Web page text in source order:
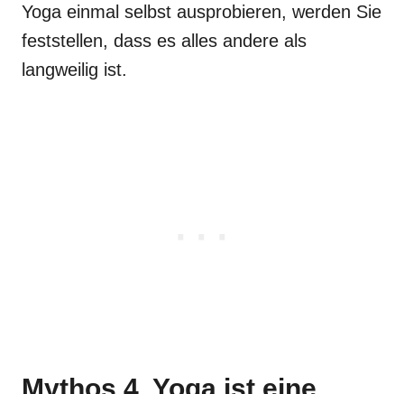
Yoga einmal selbst ausprobieren, werden Sie
feststellen, dass es alles andere als
langweilig ist.
Mythos 4. Yoga ist eine